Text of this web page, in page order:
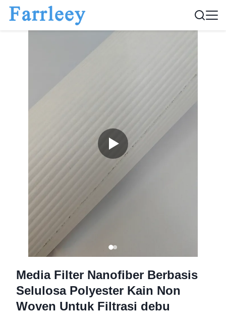
Media Filter Nanofiber Berbasis
Selulosa Polyester Kain Non
Woven Untuk Filtrasi debu